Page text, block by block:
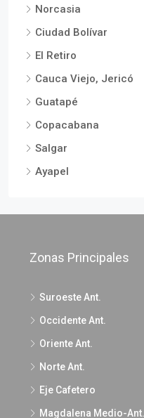
Norcasia
Ciudad Bolívar
El Retiro
Cauca Viejo, Jericó
Guatapé
Copacabana
Salgar
Ayapel
Zonas Principales
Suroeste Ant.
Occidente Ant.
Oriente Ant.
Norte Ant.
Eje Cafetero
Magdalena Medio-Ant.